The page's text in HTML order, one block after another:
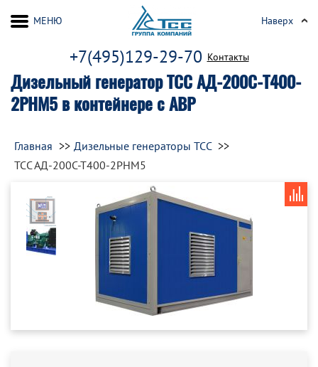
Дизельный генератор ТСС АД-200С-Т400-
2РНМ5 в контейнере с АВР
+7(495)129-29-70 Контакты
МЕНЮ Наверх
Главная
Дизельные генераторы ТСС
ТСС АД-200С-Т400-2РНМ5